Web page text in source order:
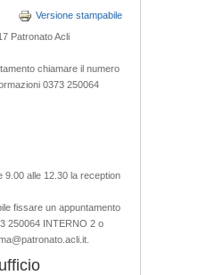
Versione stampabile
Patronato Acli
chiamare il numero
0373 250064
9.00 alle 12.30 la reception
fissare un appuntamento
250064 INTERNO 2 o